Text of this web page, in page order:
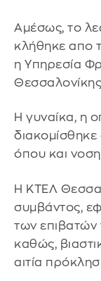
Αμέσως, το
κλήθηκε απο
η Υπηρεσία
Η γυναίκα, η
όπου και
Η ΚΤΕΛ
συμβάντος,
των επιβατών
καθώς,
αιτία